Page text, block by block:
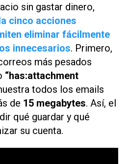
sin gastar dinero,
cinco acciones
eliminar fácilmente
innecesarios. Primero,
más pesados
“has:attachment
todos los emails
de 15 megabytes. Así, el
qué guardar y qué
su cuenta.